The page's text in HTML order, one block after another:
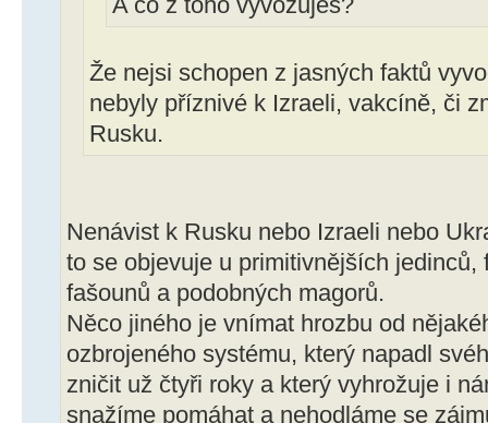
Že nejsi schopen z jasných faktů
nebyly příznivé k Izraeli, vakcíně, či
Rusku.
Nenávist k Rusku nebo Izraeli nebo
to se objevuje u primitivnějších jedinců,
fašounů a podobných magorů.
Něco jiného je vnímat hrozbu od
ozbrojeného systému, který napadl
zničit už čtyři roky a který vyhrožuje i
snažíme pomáhat a nehodláme se